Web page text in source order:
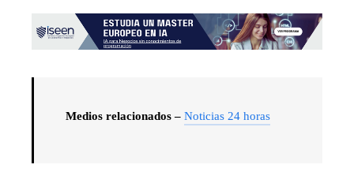
Medios relacionados – Noticias 24 horas